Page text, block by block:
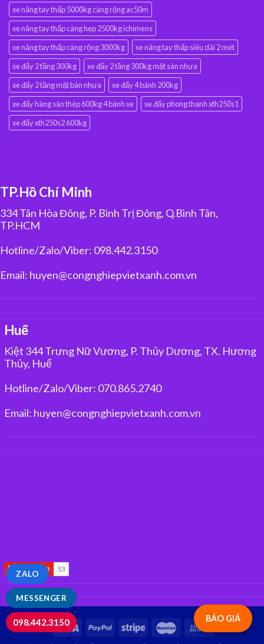
xe nâng tay thấp 5000kg càng rộng ac50m
xe nâng tay thấp càng hẹp 2500kg ichimens
xe nâng tay thấp càng rộng 3000kg
xe nâng tay thấp siêu dài 2 mét
xe đẩy 2 tầng 300kg
xe đẩy 2 tầng 300kg mặt sàn nhựa
xe đẩy 2 tầng mặt bàn nhựa
xe đẩy 4 bánh 200kg
xe đẩy hàng sàn thép 600kg 4 bánh xe
xe đẩy phong thạnh xth250s1
xe đẩy xth250s2 600kg
TP.Hồ Chí Minh
334 Tân Hòa Đông, P. Bình Trị Đông, Q.Bình Tân,
TP.HCM
Hotline/Zalo/Viber: 098.442.3150
Email: huyen@congnghiepvietxanh.com.vn
Huế
Kiệt 344 Trưng Nữ Vương, P. Thủy Dương, TX. Hương
Thủy, Huế
Hotline/Zalo/Viber: 070.865.2740
Email: huyen@congnghiepvietxanh.com.vn
BÁO GIÁ
MESSENGER
ZALO
098.442.3150